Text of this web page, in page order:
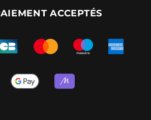
ACCEPTÉS